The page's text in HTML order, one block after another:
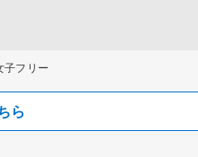
フリー
ら